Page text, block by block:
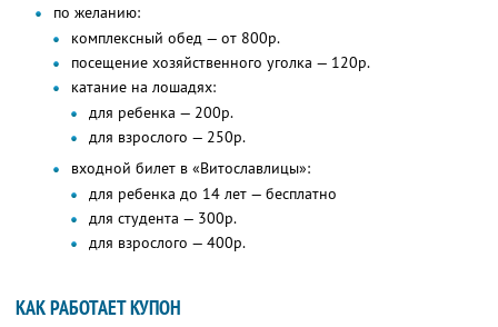
по желанию:
комплексный обед — от 800р.
посещение хозяйственного уголка — 120р.
катание на лошадях:
для ребенка — 200р.
для взрослого — 250р.
входной билет в «Витославлицы»:
для ребенка до 14 лет — бесплатно
для студента — 300р.
для взрослого — 400р.
КАК РАБОТАЕТ КУПОН